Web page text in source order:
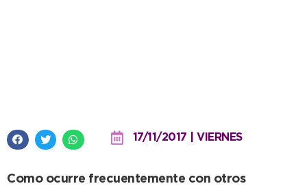
17/11/2017 | VIERNES
Como ocurre frecuentemente con otros